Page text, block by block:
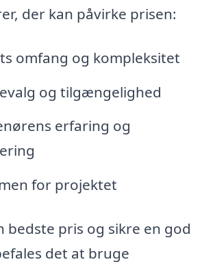
der kan påvirke prisen:
omfang og kompleksitet
og tilgængelighed
erfaring og
for projektet
bedste pris og sikre en god
det at bruge